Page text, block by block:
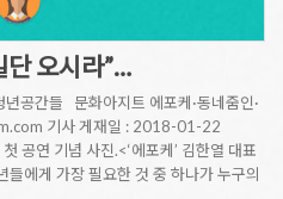
단 오시라”…
년공간들 문화아지트 에포케·동네줌인·
기사 게재일 : 2018-01-22
연 기념 사진.<‘에포케’ 김한열 대표
에게 가장 필요한 것 중 하나가 누구의